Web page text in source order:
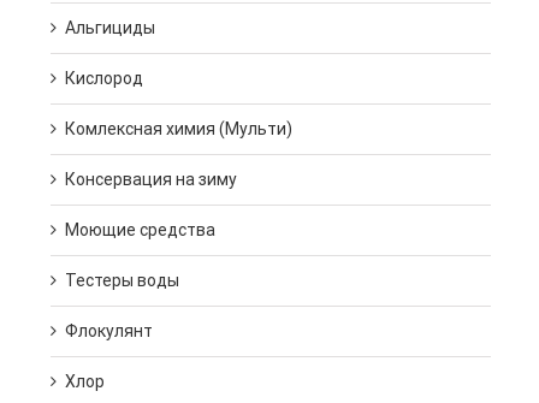
Альгициды
Кислород
Комлексная химия (Мульти)
Консервация на зиму
Моющие средства
Тестеры воды
Флокулянт
Хлор